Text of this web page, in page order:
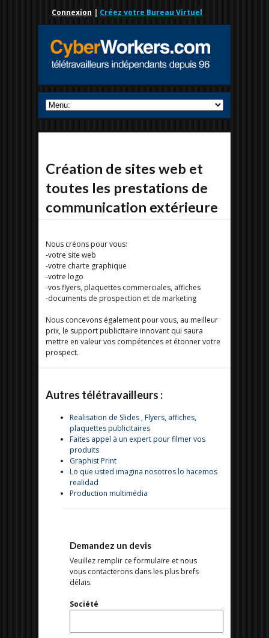
Connexion | Créez votre Bureau Virtuel
Création de sites web et
toutes les prestations de
communication extérieure
Nous créons pour vous:
-votre site web
-votre charte graphique
-votre logo
-vos flyers, plaquettes commerciales, affiches
-documents de prospection et de marketing
Nous concevons également pour vous, au meilleur
prix, le support publicitaire innovant qui saura
mettre en valeur vos compétences et étonner votre
prospect.
Autres télétravailleurs :
Realisation de Slides , Flyers, affiches,
plaquettes publicitaires
Faites appel à un expert pour filmer vos
produits
Graphist Print
Lo que usted imagina nosotros lo hacemos
realidad
Production multimédia
Demandez un devis
Veuillez remplir ce formulaire et nous
vous contacterons dans les plus brefs
délais.
Société